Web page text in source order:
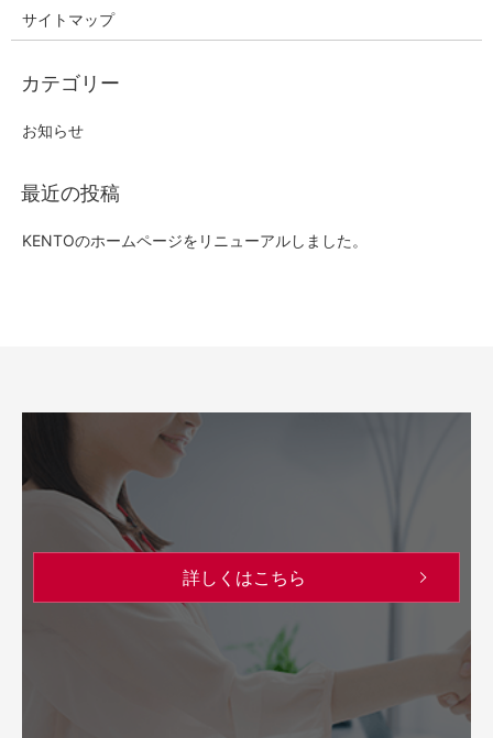
サイトマップ
お知らせ
KENTOのホームページをリニューアルしました。
詳しくはこちら